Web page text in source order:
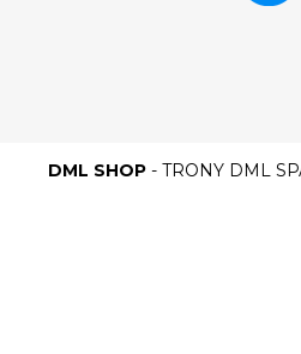
DML SHOP - TRONY DML